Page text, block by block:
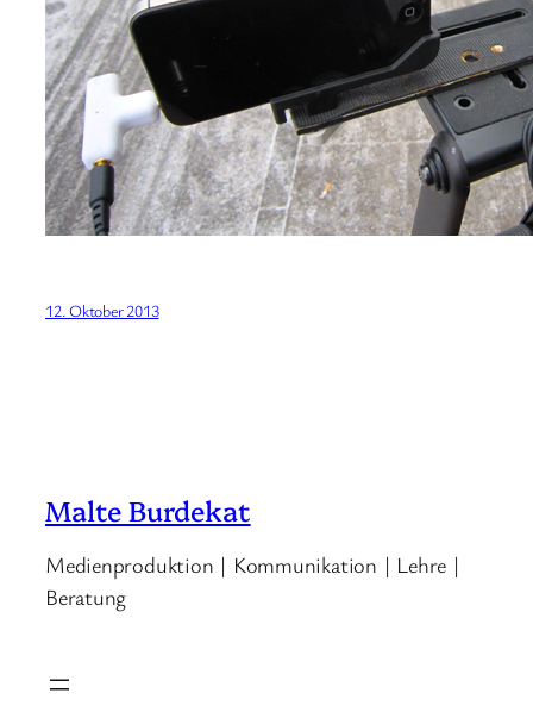
12. Oktober 2013
Malte Burdekat
Medienproduktion | Kommunikation | Lehre |
Beratung